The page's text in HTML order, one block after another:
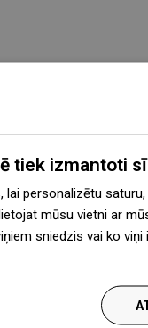
tiek izmantoti
personalizētu
mūsu vietni ar
sniedzis vai ko